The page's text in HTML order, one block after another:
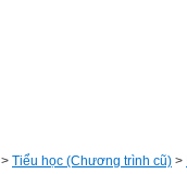
> Tiểu học (Chương trình cũ) >